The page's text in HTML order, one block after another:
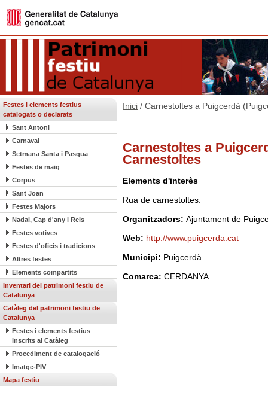
Festes i elements festius
catalogats o declarats
Sant Antoni
Carnaval
Setmana Santa i Pasqua
Festes de maig
Corpus
Sant Joan
Festes Majors
Nadal, Cap d'any i Reis
Festes votives
Festes d'oficis i tradicions
Altres festes
Elements compartits
Inventari del patrimoni festiu de
Catalunya
Catàleg del patrimoni festiu de
Catalunya
Festes i elements festius
inscrits al Catàleg
Procediment de catalogació
Imatge-PIV
Mapa festiu
Inici / Carnestoltes a Puigcerdà
Carnestoltes a
Carnestoltes
Elements d'interès
Rua de carnestoltes.
Organitzadors: Ajuntament de
Web: http://www.puigcerda.cat
Municipi: Puigcerdà
Comarca: CERDANYA